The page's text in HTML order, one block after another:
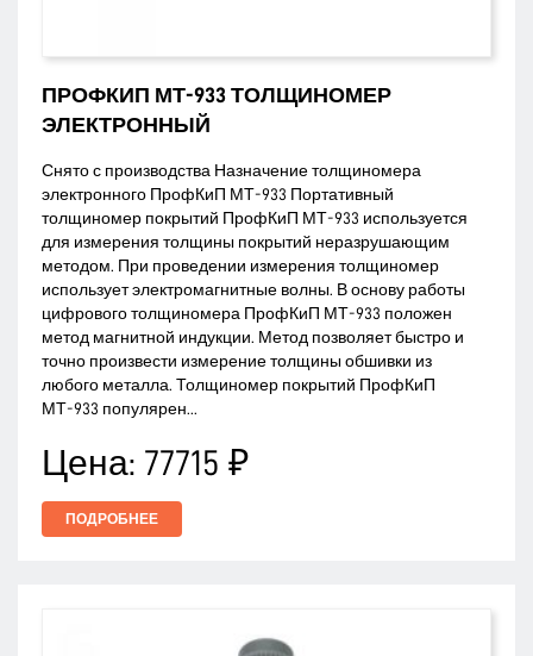
ПРОФКИП МТ-933 ТОЛЩИНОМЕР
ЭЛЕКТРОННЫЙ
Снято с производства Назначение толщиномера
электронного ПрофКиП МТ-933 Портативный
толщиномер покрытий ПрофКиП МТ-933 используется
для измерения толщины покрытий неразрушающим
методом. При проведении измерения толщиномер
использует электромагнитные волны. В основу работы
цифрового толщиномера ПрофКиП МТ-933 положен
метод магнитной индукции. Метод позволяет быстро и
точно произвести измерение толщины обшивки из
любого металла. Толщиномер покрытий ПрофКиП
МТ-933 популярен...
Цена: 77715 ₽
ПОДРОБНЕЕ